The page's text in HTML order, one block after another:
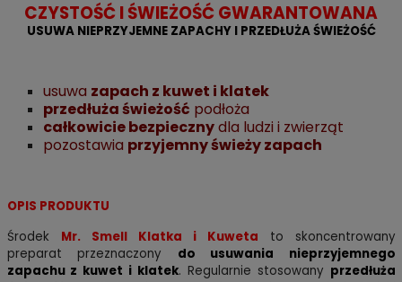
CZYSTOŚĆ I ŚWIEŻOŚĆ GWARANTOWANA
USUWA NIEPRZYJEMNE ZAPACHY I PRZEDŁUŻA ŚWIEŻOŚĆ
usuwa zapach z kuwet i klatek
przedłuża świeżość podłoża
całkowicie bezpiecznydla ludzi i zwierząt
pozostawia przyjemny świeży zapach
OPIS PRODUKTU
Środek Mr. Smell Klatka i Kuweta to skoncentrowany
preparat przeznaczony do usuwania nieprzyjemnego
zapachu z kuwet i klatek. Regularnie stosowany przedłuża